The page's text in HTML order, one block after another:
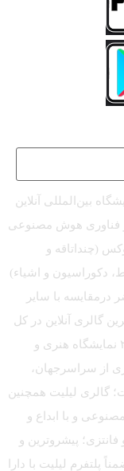
بین‌المللی آنلاین
فناوری هوش مصنوعی
(چنداتاقه و
دکوراسیون و اشیاء)
درمقایسه با سایر
گالری آنلاین در کل
جهان می‌باشد، که باتجربهٔ برگزاری بیش از ۲۵۰ نمایشگاه هنری و
از سراسرجهان،
گالری لیلیت همچنین
و با ابداع و
پیشروترین و
پلتفرم لیلیت با دارا